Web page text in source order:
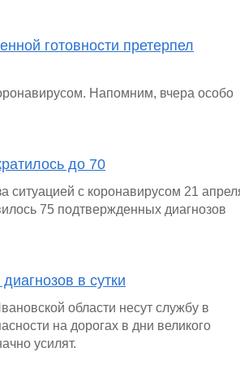
готовности претерпел
Напомним, вчера особо
до 70
ситуацией с коронавирусом 21
75 подтвержденных диагнозов
в сутки
области несут службу в
на дорогах в дни великого
усилят.